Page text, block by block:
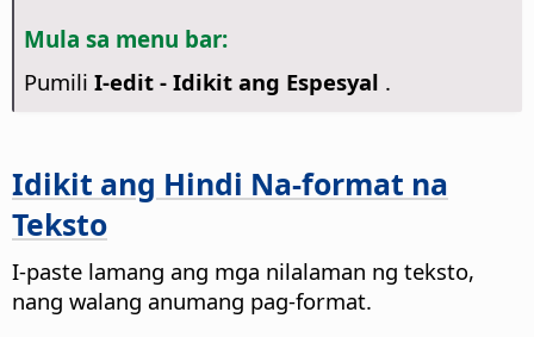
Mula sa menu bar:
Pumili I-edit - Idikit ang Espesyal .
Idikit ang Hindi Na-format na
Teksto
I-paste lamang ang mga nilalaman ng teksto,
nang walang anumang pag-format.